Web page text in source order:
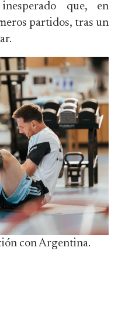
que, en
partidos, tras un
con Argentina.